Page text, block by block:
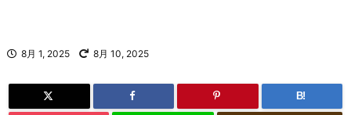
8月 1, 2025 8月 10, 2025
B!